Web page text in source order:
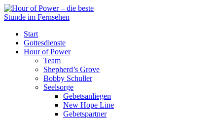
Start
Gottesdienste
Hour of Power
Team
Shepherd’s Grove
Bobby Schuller
Seelsorge
Gebetsanliegen
New Hope Line
Gebetspartner